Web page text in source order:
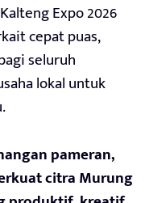
Expo 2026
cepat puas,
seluruh
lokal untuk
pameran,
citra Murung